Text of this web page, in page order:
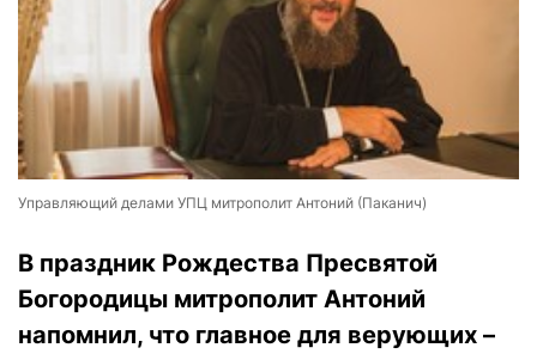
Управляющий делами УПЦ митрополит Антоний (Паканич)
В праздник Рождества Пресвятой
Богородицы митрополит Антоний
напомнил, что главное для верующих –